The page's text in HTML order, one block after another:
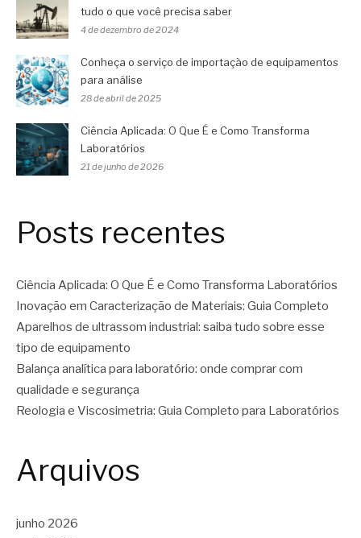
tudo o que você precisa saber
4 de dezembro de 2024
Conheça o serviço de importação de equipamentos
para análise
28 de abril de 2025
Ciência Aplicada: O Que É e Como Transforma
Laboratórios
21 de junho de 2026
Posts recentes
Ciência Aplicada: O Que É e Como Transforma Laboratórios
Inovação em Caracterização de Materiais: Guia Completo
Aparelhos de ultrassom industrial: saiba tudo sobre esse
tipo de equipamento
Balança analítica para laboratório: onde comprar com
qualidade e segurança
Reologia e Viscosimetria: Guia Completo para Laboratórios
Arquivos
junho 2026